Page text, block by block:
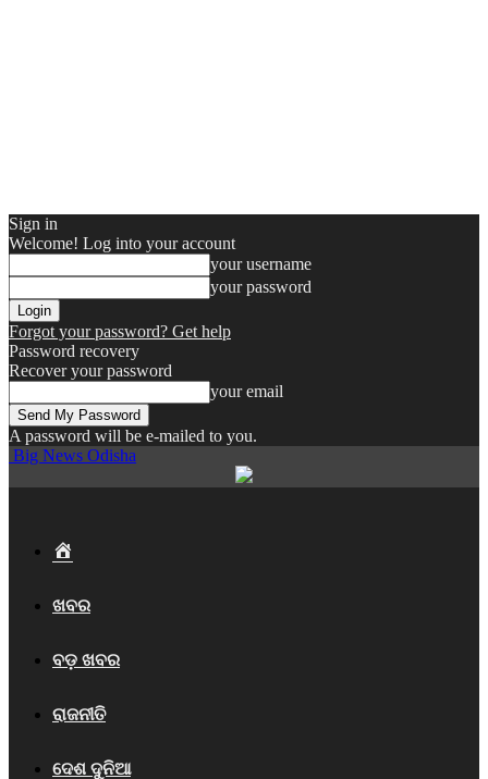
Sign in
Welcome! Log into your account
your username
your password
Forgot your password? Get help
Password recovery
Recover your password
your email
A password will be e-mailed to you.
Big News Odisha
ଖବର
ବଡ଼ ଖବର
ରାଜନୀତି
ଦେଶ ଦୁନିଆ